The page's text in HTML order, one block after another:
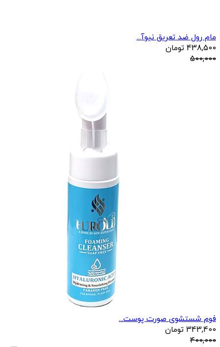
مام رول ضد تعریق نیوآ...
438,500 تومان
500,000
فوم شستشوی صورت پوست...
343,400 تومان
400,000